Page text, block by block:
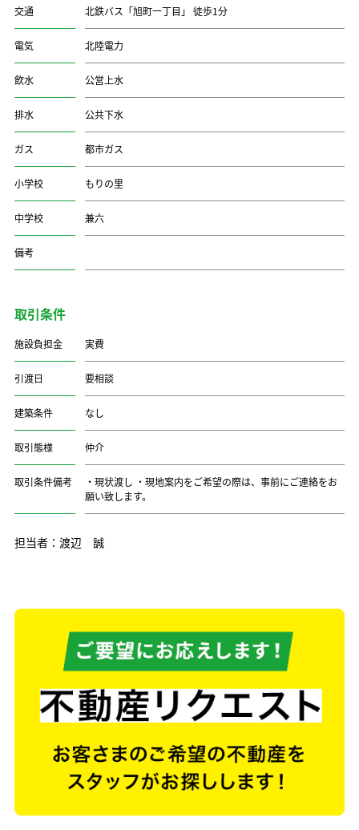
交通 北鉄バス「旭町一丁目」 徒歩1分
電気 北陸電力
飲水 公営上水
排水 公共下水
ガス 都市ガス
小学校 もりの里
中学校 兼六
備考
取引条件
施設負担金 実費
引渡日 要相談
建築条件 なし
取引態様 仲介
取引条件備考
・現状渡し ・現地案内をご希望の際は、事前にご連絡をお
願い致します。
担当者：渡辺 誠